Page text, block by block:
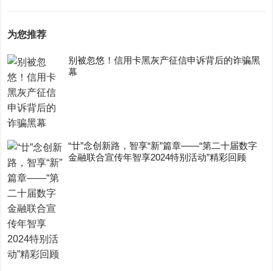
为您推荐
别被忽悠！信用卡黑灰产征信申诉背后的诈骗黑
幕
“廿”念创新路，智享“新”篇章——“第二十届数字
金融联合宣传年智享2024特别活动”精彩回顾